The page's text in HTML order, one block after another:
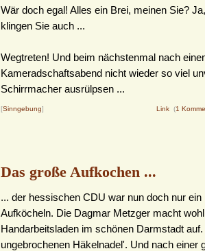
Wär doch egal! Alles ein Brei, meinen Sie?
klingen Sie auch ...
Wegtreten! Und beim nächstenmal nach
Kameradschaftsabend nicht wieder so viel
Schirrmacher ausrülpsen ...
[Sinngebung] Link (1
Das große Aufkochen ...
... der hessischen CDU war nun doch nur
Aufköcheln. Die Dagmar Metzger macht
Handarbeitsladen im schönen Darmstadt
ungebrochenen Häkelnadel'. Und nach einer